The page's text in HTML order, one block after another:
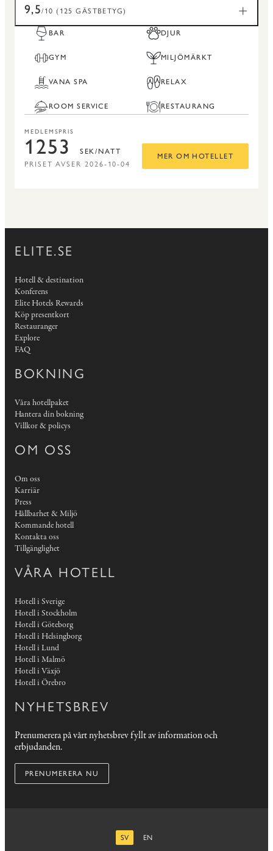
9,5/10 (125 GÄSTBETYG)
BAR DJUR
GYM MILJÖMÄRKT
VANA SPA RELAX
ROOM SERVICE RESTAURANG
MEDLEMSPRIS
1253
SEK/NATT
PRISET AVSER 2026-10-04
MER OM HOTELLET
ELITE.SE
Hotell & destination
Konferens
Elite Hotels Rewards
Köp presentkort
Restauranger
Explore
FAQ
BOKNING
Våra hotellpaket
Hantera din bokning
Villkor & policys
OM OSS
Om oss
Karriär
Press
Hållbarhet & Miljö
Kommande hotell
Kontakta oss
Tillgänglighet
VÅRA HOTELL
Hotell i Sverige
Hotell i Stockholm
Hotell i Göteborg
Hotell i Helsingborg
Hotell i Lund
Hotell i Malmö
Hotell i Växjö
Hotell i Örebro
NYHETSBREV
Prenumerera på vårt nyhetsbrev fyllt av information och
erbjudanden.
PRENUMERERA NU
SV
EN